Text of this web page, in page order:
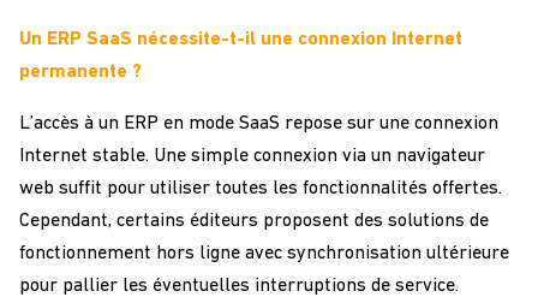
Un ERP SaaS nécessite-t-il une connexion Internet
permanente ?
L’accès à un ERP en mode SaaS repose sur une connexion
Internet stable. Une simple connexion via un navigateur
web suffit pour utiliser toutes les fonctionnalités offertes.
Cependant, certains éditeurs proposent des solutions de
fonctionnement hors ligne avec synchronisation ultérieure
pour pallier les éventuelles interruptions de service.